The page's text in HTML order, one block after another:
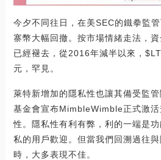
今夕不同往日，在美SEC的鐵拳監
寨幣大幅回撤。按市場情緒走法，
已經褪去，從2016年減半以來，
元，罕見。
萊特新增加的隱私性也讓其備受監
基金會宣布MimbleWimble正式激活
性。隱私性有利有弊，利的一端是
私的用戶歡迎。但當我們回溯過往
時，大多表現不佳。